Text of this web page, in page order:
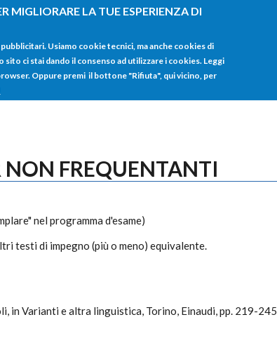
MIGLIORARE LA TUE ESPERIENZA DI
Usiamo cookie tecnici, ma anche cookies di
ci stai dando il consenso ad utilizzare i cookies. Leggi
Oppure premi il bottone "Rifiuta", qui vicino, per
HOME
NON FREQUENTANTI
nel programma d'esame)
testi di impegno (più o meno) equivalente.
in Varianti e altra linguistica, Torino, Einaudi, pp. 219-245